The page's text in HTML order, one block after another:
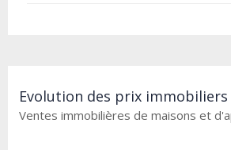
Evolution des prix immobiliers
Ventes immobilières de maisons et